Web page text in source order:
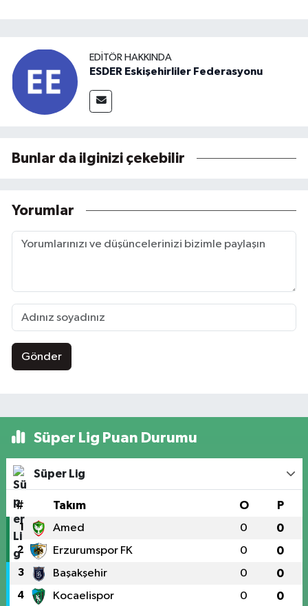
EDITÖR HAKKINDA
ESDER Eskişehirliler Federasyonu
Bunlar da ilginizi çekebilir
Yorumlar
Gönder
Süper Lig Puan Durumu
Süper Lig
# Takım O P
1 Amed 0 0
2 Erzurumspor FK 0 0
3 Başakşehir 0 0
4 Kocaelispor 0 0